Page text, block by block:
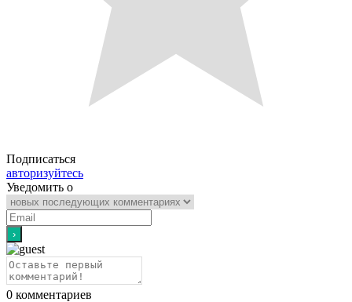
Подписаться
авторизуйтесь
Уведомить о
0 комментариев